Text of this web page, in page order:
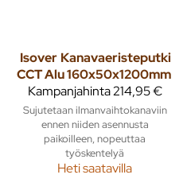
Isover Kanavaeristeputki
CCT Alu 160x50x1200mm
Kampanjahinta214,95 €
Sujutetaan ilmanvaihtokanaviin
ennen niiden asennusta
paikoilleen, nopeuttaa
työskentelyä
Heti saatavilla